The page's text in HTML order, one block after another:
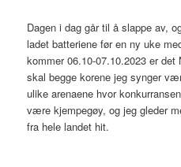
Dagen i dag går til å slappe av,
ladet batteriene før en ny uke
kommer 06.10-07.10.2023 er
skal begge korene jeg synger
ulike arenaene hvor
være kjempegøy, og jeg gleder
fra hele landet hit.